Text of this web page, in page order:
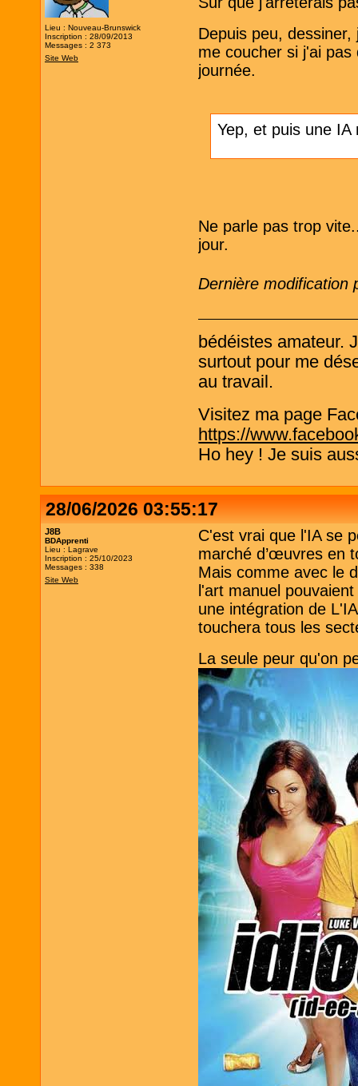
Lieu : Nouveau-Brunswick
Inscription : 28/09/2013
Messages : 2 373
Site Web
Depuis peu,
me coucher si j'ai
journée.
Yep, et puis une
Ne parle pas trop
jour.
Dernière modification
bédéistes amateur.
surtout pour me
au travail.
Visitez ma page
https://
Ho hey ! Je suis
28/06/2026 03:55:17
J8B
BDApprenti
Lieu : Lagrave
Inscription : 25/10/2023
Messages : 338
Site Web
C'est vrai que l'IA se
marché d’œuvres en
Mais comme avec le
l'art manuel
une intégration de
touchera tous les
La seule peur qu'on